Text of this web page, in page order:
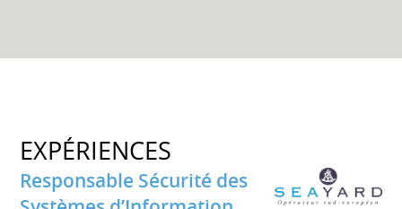
EXPÉRIENCES
Responsable Sécurité des